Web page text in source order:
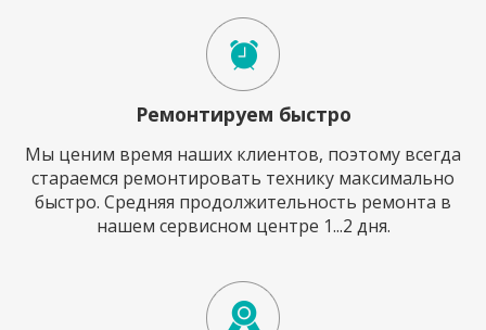
Ремонтируем быстро
Мы ценим время наших клиентов, поэтому всегда
стараемся ремонтировать технику максимально
быстро. Средняя продолжительность ремонта в
нашем сервисном центре 1...2 дня.